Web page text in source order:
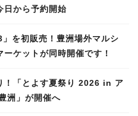
日から予約開始
を初販売！豊洲場外マルシ
ケットが同時開催です！
！「とよす夏祭り 2026 in ア
洲」が開催へ